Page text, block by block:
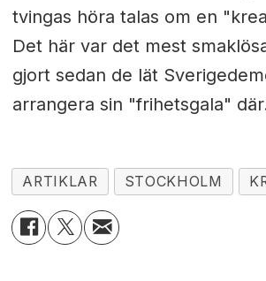
tvingas höra talas om en
Det här var det mest
gjort sedan de lät
arrangera sin "frihetsgala"
ARTIKLAR STOCKHOLM